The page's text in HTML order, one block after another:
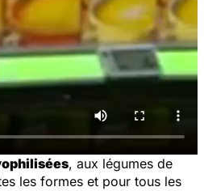
, aux légumes de
les formes et pour tous les